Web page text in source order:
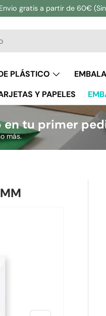
gratis a partir de 60€
PLÁSTICO
Y PAPELES
en tu primer
más.